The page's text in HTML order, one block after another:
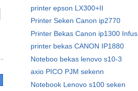
printer epson LX300+II
Printer Seken Canon ip2770
Printer Bekas Canon ip1300 Infus
printer bekas CANON IP1880
Noteboo bekas lenovo s10-3
axio PICO PJM sekenn
Notebook Lenovo s100 seken